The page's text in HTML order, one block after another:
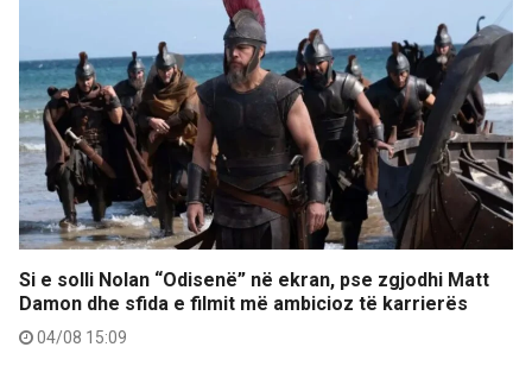
Si e solli Nolan “Odisenë” në ekran, pse zgjodhi Matt
Damon dhe sfida e filmit më ambicioz të karrierës
04/08 15:09